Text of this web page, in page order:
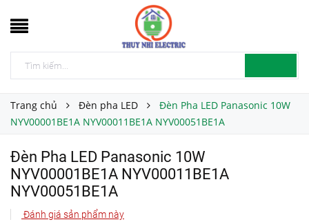
Trang chủ Đèn pha LED
Đèn Pha LED Panasonic 10W
NYV00001BE1A NYV00011BE1A NYV00051BE1A
Đèn Pha LED Panasonic 10W
NYV00001BE1A NYV00011BE1A
NYV00051BE1A
Đánh giá sản phẩm này